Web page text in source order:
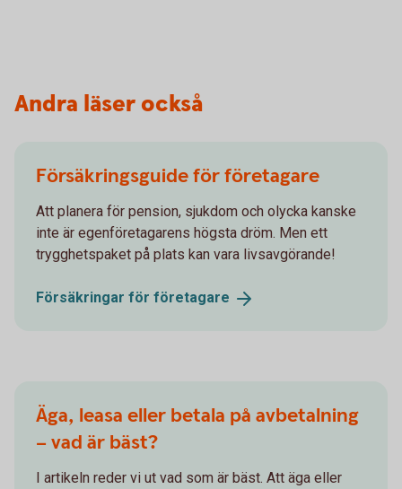
Andra läser också
Försäkringsguide för företagare
Att planera för pension, sjukdom och olycka kanske
inte är egenföretagarens högsta dröm. Men ett
trygghetspaket på plats kan vara livsavgörande!
Försäkringar för företagare
Äga, leasa eller betala på avbetalning
– vad är bäst?
I artikeln reder vi ut vad som är bäst. Att äga eller